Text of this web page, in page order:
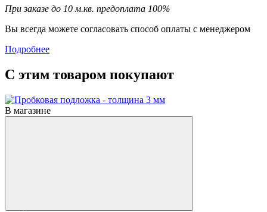
При заказе до 10 м.кв. предоплата 100%
Вы всегда можете согласовать способ оплаты с менеджером
Подробнее
С этим товаром покупают
В магазине